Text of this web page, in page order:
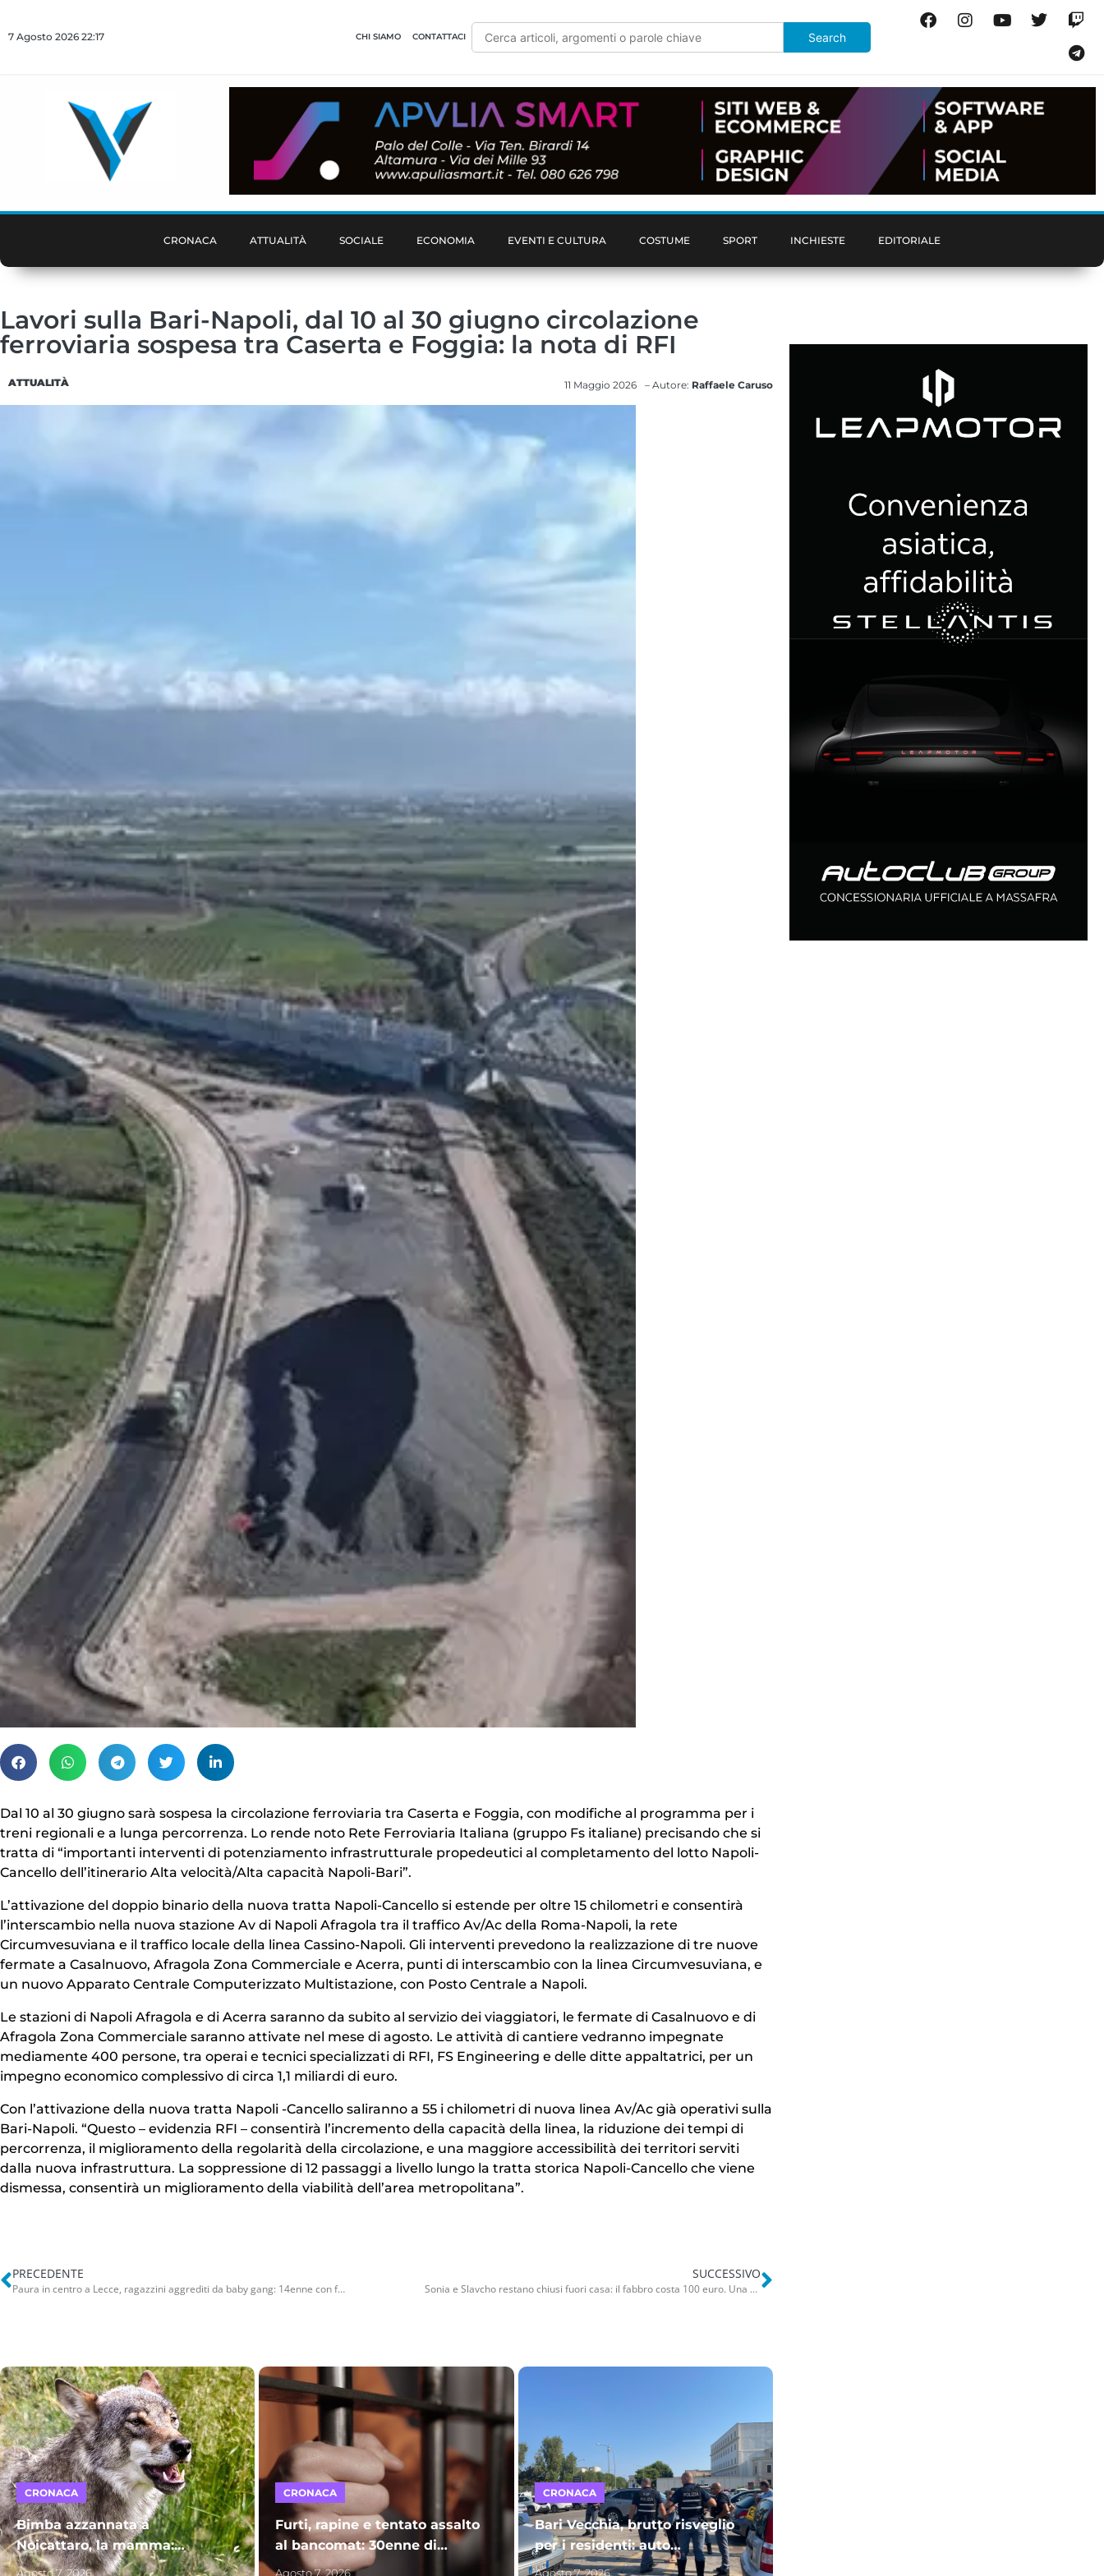
7 Agosto 2026 22:17 CHI SIAMO CONTATTACI
CRONACA ATTUALITÀ SOCIALE ECONOMIA EVENTI E CULTURA COSTUME SPORT INCHIESTE EDITORIALE
Lavori sulla Bari-Napoli, dal 10 al 30 giugno circolazione
ferroviaria sospesa tra Caserta e Foggia: la nota di RFI
ATTUALITÀ 11 Maggio 2026 – Autore: Raffaele Caruso
Dal 10 al 30 giugno sarà sospesa la circolazione ferroviaria tra Caserta e Foggia, con modifiche al programma per i
treni regionali e a lunga percorrenza. Lo rende noto Rete Ferroviaria Italiana (gruppo Fs italiane) precisando che si
tratta di “importanti interventi di potenziamento infrastrutturale propedeutici al completamento del lotto Napoli-
Cancello dell’itinerario Alta velocità/Alta capacità Napoli-Bari”.
L’attivazione del doppio binario della nuova tratta Napoli-Cancello si estende per oltre 15 chilometri e consentirà
l’interscambio nella nuova stazione Av di Napoli Afragola tra il traffico Av/Ac della Roma-Napoli, la rete
Circumvesuviana e il traffico locale della linea Cassino-Napoli. Gli interventi prevedono la realizzazione di tre nuove
fermate a Casalnuovo, Afragola Zona Commerciale e Acerra, punti di interscambio con la linea Circumvesuviana, e
un nuovo Apparato Centrale Computerizzato Multistazione, con Posto Centrale a Napoli.
Le stazioni di Napoli Afragola e di Acerra saranno da subito al servizio dei viaggiatori, le fermate di Casalnuovo e di
Afragola Zona Commerciale saranno attivate nel mese di agosto. Le attività di cantiere vedranno impegnate
mediamente 400 persone, tra operai e tecnici specializzati di RFI, FS Engineering e delle ditte appaltatrici, per un
impegno economico complessivo di circa 1,1 miliardi di euro.
Con l’attivazione della nuova tratta Napoli -Cancello saliranno a 55 i chilometri di nuova linea Av/Ac già operativi sulla
Bari-Napoli. “Questo – evidenzia RFI – consentirà l’incremento della capacità della linea, la riduzione dei tempi di
percorrenza, il miglioramento della regolarità della circolazione, e una maggiore accessibilità dei territori serviti
dalla nuova infrastruttura. La soppressione di 12 passaggi a livello lungo la tratta storica Napoli-Cancello che viene
dismessa, consentirà un miglioramento della viabilità dell’area metropolitana”.
PRECEDENTE
Paura in centro a Lecce, ragazzini aggrediti da baby gang: 14enne con frattura al naso e timpano perforato
SUCCESSIVO
Sonia e Slavcho restano chiusi fuori casa: il fabbro costa 100 euro. Una triste festa della mamma
CRONACA
Bimba azzannata a
Noicattaro, la mamma:
“Miracolati”. Proseguono le
Agosto 7, 2026
CRONACA
Furti, rapine e tentato assalto
al bancomat: 30enne di
Bitonto finisce in carcere
Agosto 7, 2026
CRONACA
Bari Vecchia, brutto risveglio
per i residenti: auto
vandalizzate sul piazzale
Agosto 7, 2026